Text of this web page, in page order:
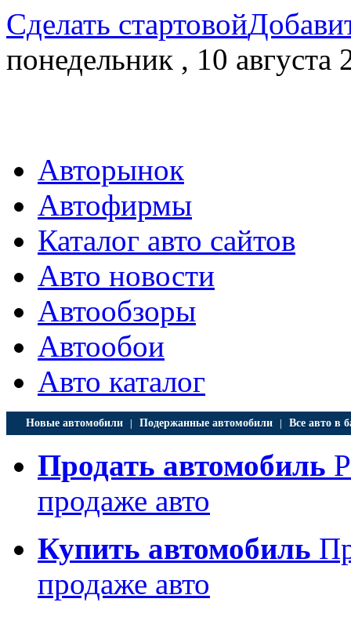
Сделать стартовой
понедельник , 10 августа
Авторынок
Автофирмы
Каталог авто сайтов
Авто новости
Автообзоры
Автообои
Авто каталог
Новые автомобили Подержанные автомобили Все авто в
Продать автомобиль
продаже авто
Купить автомобиль
продаже авто